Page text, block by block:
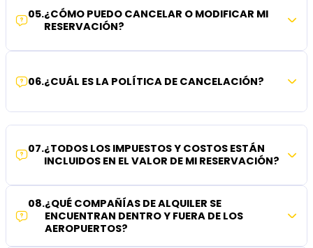
05.¿CÓMO PUEDO CANCELAR O MODIFICAR MI
RESERVACIÓN?
06.¿CUÁL ES LA POLÍTICA DE CANCELACIÓN?
07.¿TODOS LOS IMPUESTOS Y COSTOS ESTÁN
INCLUIDOS EN EL VALOR DE MI RESERVACIÓN?
08.¿QUÉ COMPAÑÍAS DE ALQUILER SE
ENCUENTRAN DENTRO Y FUERA DE LOS
AEROPUERTOS?